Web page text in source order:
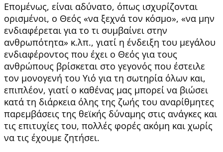
Επομένως, είναι αδύνατο, όπως ισχυρίζονται
ορισμένοι, ο Θεός «να ξεχνά τον κόσμο», «να μην
ενδιαφέρεται για το τι συμβαίνει στην
ανθρωπότητα» κ.λπ., γιατί η ένδειξη του μεγάλου
ενδιαφέροντος που έχει ο Θεός για τους
ανθρώπους βρίσκεται στο γεγονός που έστειλε
τον μονογενή του Υιό για τη σωτηρία όλων και,
επιπλέον, γιατί ο καθένας μας μπορεί να βιώσει
κατά τη διάρκεια όλης της ζωής του αναρίθμητες
παρεμβάσεις της θεϊκής δύναμης στις ανάγκες και
τις επιτυχίες του, πολλές φορές ακόμη και χωρίς
να τις έχουμε ζητήσει.